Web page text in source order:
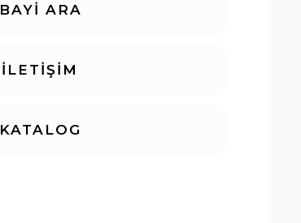
BAYİ ARA
İLETİŞİM
KATALOG